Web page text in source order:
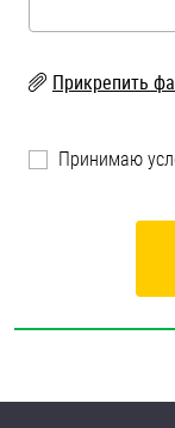
Прикрепить
Принимаю